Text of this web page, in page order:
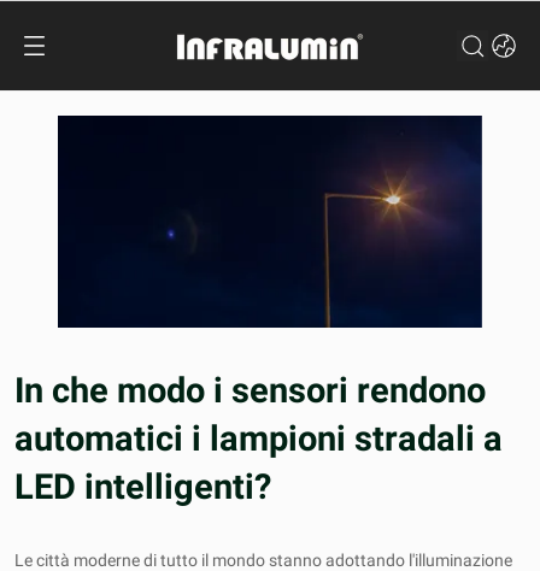
In che modo i sensori rendono
automatici i lampioni stradali a
LED intelligenti?
Le città moderne di tutto il mondo stanno adottando l'illuminazione